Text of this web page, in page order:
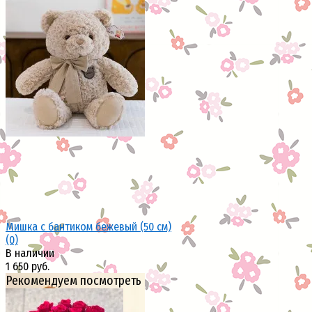
Мишка с бантиком бежевый (50 см)
(0)
В наличии
1 650 руб.
Рекомендуем посмотреть